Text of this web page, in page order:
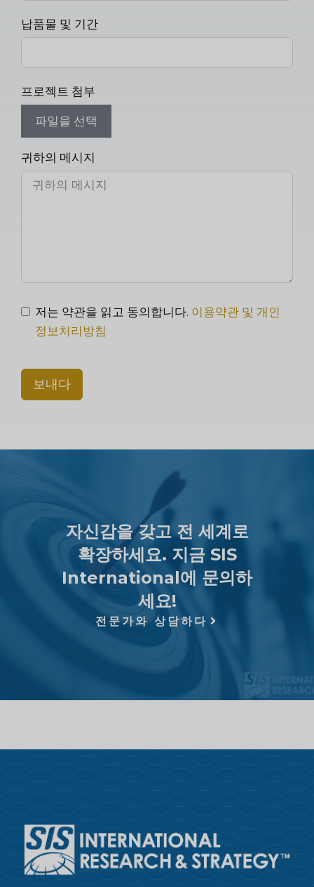
납품물 및 기간
프로젝트 첨부
파일을 선택
귀하의 메시지
저는 약관을 읽고 동의합니다. 이용약관 및 개인
정보처리방침
보내다
자신감을 갖고 전 세계로
확장하세요. 지금 SIS
International에 문의하
세요!
전문가와 상담하다